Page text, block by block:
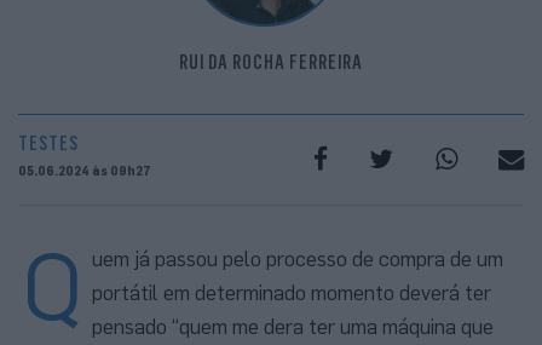
RUI DA ROCHA FERREIRA
TESTES
05.06.2024 às 09h27
Q
uem já passou pelo processo de compra de um
portátil em determinado momento deverá ter
pensado “quem me dera ter uma máquina que